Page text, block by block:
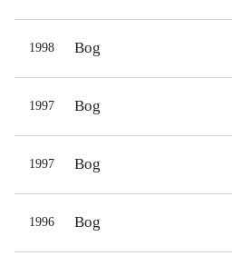
1998 Bog
1997 Bog
1997 Bog
1996 Bog